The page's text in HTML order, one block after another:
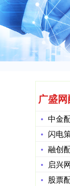
广盛
中金配
闪电策略
融创配资
启兴网
股票配资